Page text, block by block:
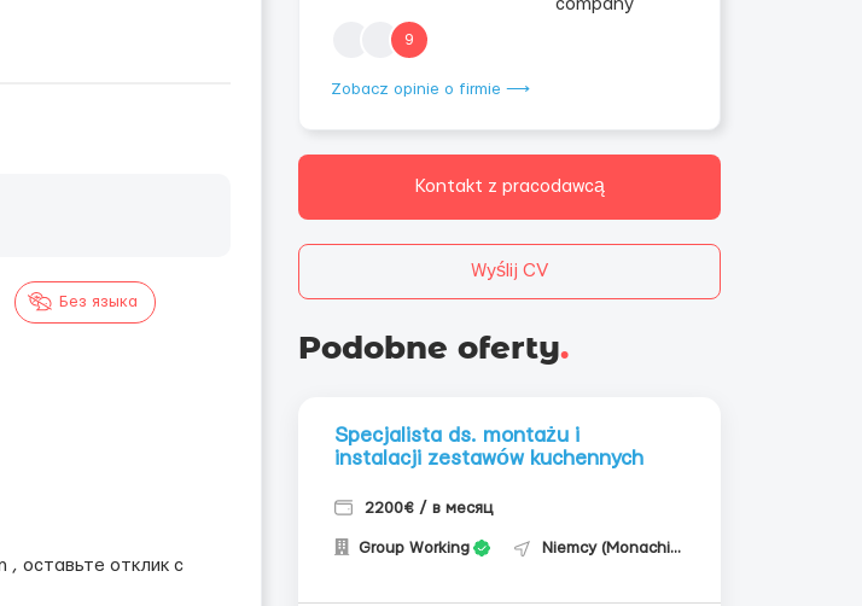
Без языка
оставьте отклик с
9
Zobacz opinie o firmie ⟶
Kontakt z pracodawcą
Wyślij CV
Podobne oferty.
Specjalista ds. montażu i
instalacji zestawów kuchennych
2200€ / в месяц
Group Working Niemcy (Monachium)